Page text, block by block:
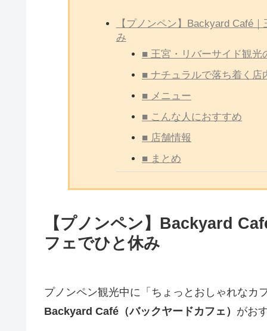
【プノンペン】Backyard Café
み
■ 王宮・リバーサイド観光
■ ナチュラルで落ち着く店
■ メニュー
■ こんな人におすすめ
■ 店舗情報
■ まとめ
【プノンペン】Backyard
フェでひと休み
プノンペン観光中に「ちょっとおしゃれなカ
Backyard Café（バックヤードカフェ） がお